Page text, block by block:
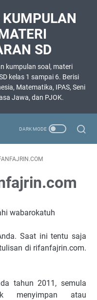
SD
kumpulan soal, materi
kelas 1 sampai 6. Berisi
Matematika, IPAS, Seni
Jawa, dan PJOK.
wabarokatuh
Saat ini tentu saja
di rifanfajrin.com.
tahun 2011, semula
menyimpan atau